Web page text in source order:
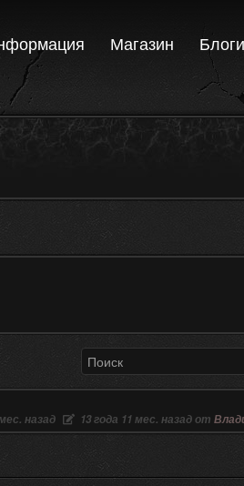
Магазин Блоги
назад 13 года 11 мес. назад от